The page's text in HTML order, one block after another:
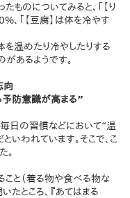
ものについてみると、「【り
、「【豆腐】は体を冷やす
を温めたり冷やしたりする
あるようです。
向
防意識が高まる”
日の習慣などにおいて“温
いわれています。そこで、こ
。
こと（着る物や食べる物な
たところ、『あてはまる